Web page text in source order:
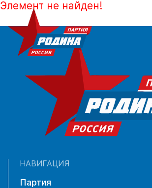
Элемент не найден!
НАВИГАЦИЯ
Партия